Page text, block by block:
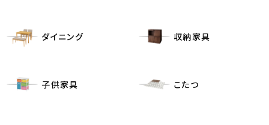
ダイニング 収納家具
子供家具 こたつ